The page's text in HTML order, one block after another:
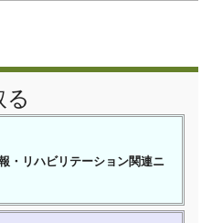
・リハビリテーション関連ニ